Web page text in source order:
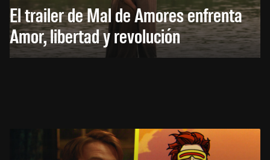
El trailer de Mal de Amores enfrenta
Amor, libertad y revolución